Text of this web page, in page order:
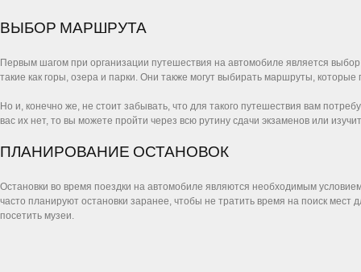
ВЫБОР МАРШРУТА
Первым шагом при организации путешествия на автомобиле является
такие как горы, озера и парки. Они также могут выбирать маршруты,
Но и, конечно же, не стоит забывать, что для такого путешествия вам
вас их нет, то вы можете пройти через всю рутину сдачи экзаменов или
ПЛАНИРОВАНИЕ ОСТАНОВОК
Остановки во время поездки на автомобиле являются необходимым
часто планируют остановки заранее, чтобы не тратить время на поиск
посетить музеи.